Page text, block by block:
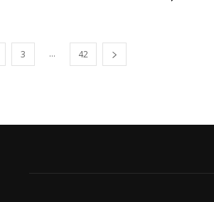
3 ... 42